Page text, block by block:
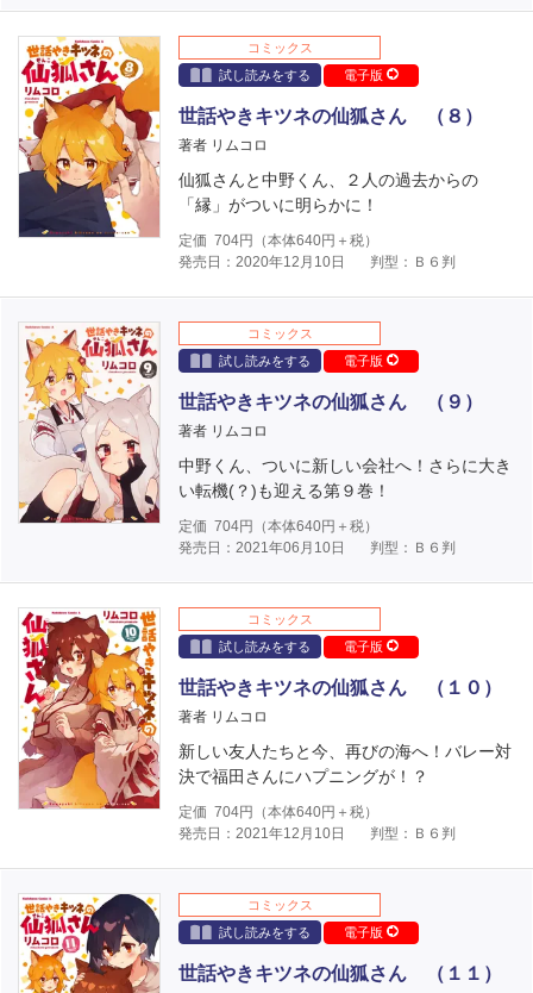
コミックス
試し読みをする
電子版
世話やきキツネの仙狐さん （８）
著者 リムコロ
仙狐さんと中野くん、２人の過去からの
「縁」がついに明らかに！
定価 704円（本体640円＋税）
発売日：2020年12月10日
判型：Ｂ６判
コミックス
試し読みをする
電子版
世話やきキツネの仙狐さん （９）
著者 リムコロ
中野くん、ついに新しい会社へ！さらに大き
い転機(？)も迎える第９巻！
定価 704円（本体640円＋税）
発売日：2021年06月10日
判型：Ｂ６判
コミックス
試し読みをする
電子版
世話やきキツネの仙狐さん （１０）
著者 リムコロ
新しい友人たちと今、再びの海へ！バレー対
決で福田さんにハプニングが！？
定価 704円（本体640円＋税）
発売日：2021年12月10日
判型：Ｂ６判
コミックス
試し読みをする
電子版
世話やきキツネの仙狐さん （１１）